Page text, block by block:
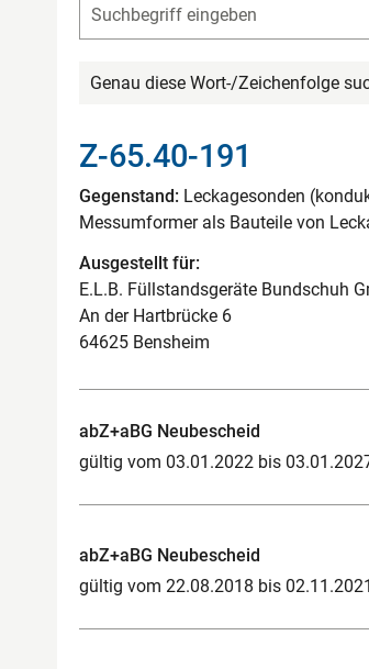
Genau diese Wort-/Zeichenfolge
Z-65.40-191
Gegenstand: Leckagesonden
Messumformer als Bauteile von
Ausgestellt für:
E.L.B. Füllstandsgeräte Bundschuh
An der Hartbrücke 6
64625 Bensheim
abZ+aBG Neubescheid
gültig vom 03.01.2022 bis
abZ+aBG Neubescheid
gültig vom 22.08.2018 bis 02.11.2021